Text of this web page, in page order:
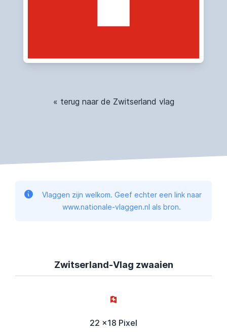
« terug naar de Zwitserland vlag
Vlaggen zijn welkom. Geef echter een link naar
www.nationale-vlaggen.nl als bron.
Zwitserland-Vlag zwaaien
22 x18 Pixel